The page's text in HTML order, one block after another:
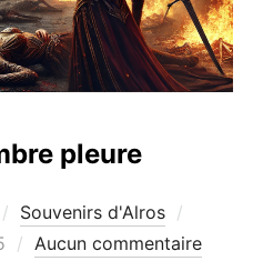
pleure
Souvenirs d'Alros
le
Aucun commentaire